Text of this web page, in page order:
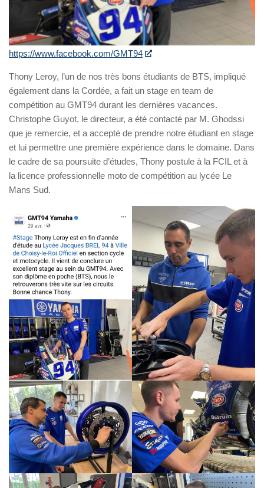
https://www.facebook.com/GMT94
Thony Leroy, l’un de nos très bons étudiants de BTS, impliqué
également dans la Cordée, a fait un stage en team de
compétition au GMT94 durant les dernières vacances.
Christophe Guyot, le directeur, a été contacté par M. Ghodssi
que je remercie, et a accepté de prendre notre étudiant en stage
et lui permettre une première expérience dans le domaine. Dans
le cadre de sa poursuite d’études, Thony postule à la FCIL et à
la licence professionnelle moto de compétition au lycée Le
Mans Sud.